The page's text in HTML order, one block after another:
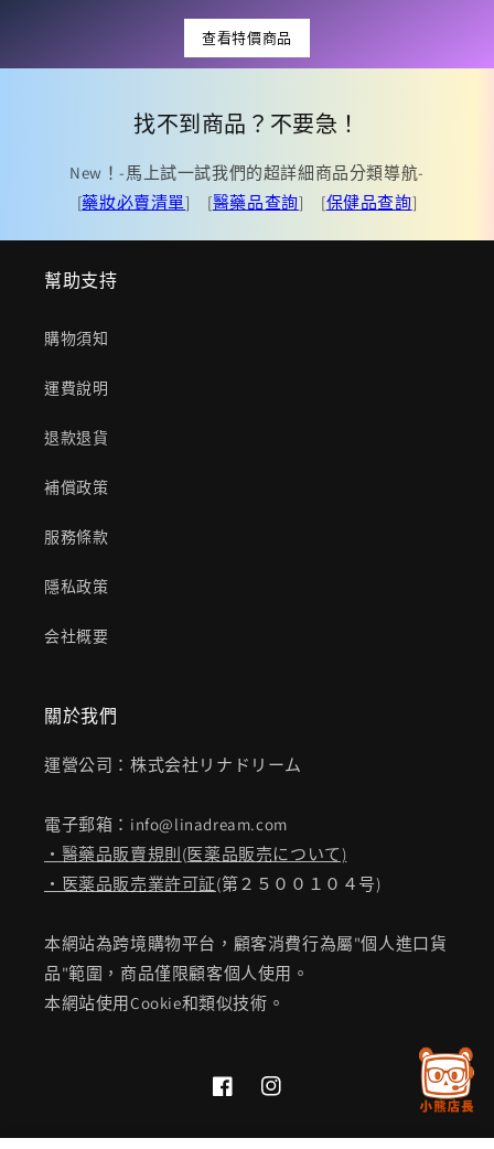
查看特價商品
找不到商品？不要急！
New！-馬上試一試我們的超詳細商品分類導航-
[藥妝必賣清單] [醫藥品查詢] [保健品查詢]
幫助支持
購物須知
運費說明
退款退貨
補償政策
服務條款
隱私政策
会社概要
關於我們
運營公司：株式会社リナドリーム
電子郵箱：info@linadream.com
・醫藥品販賣規則(医薬品販売について)
・医薬品販売業許可証(第２５００１０４号)
本網站為跨境購物平台，顧客消費行為屬"個人進口貨
品"範圍，商品僅限顧客個人使用。
本網站使用Cookie和類似技術。
FacebookInstagram